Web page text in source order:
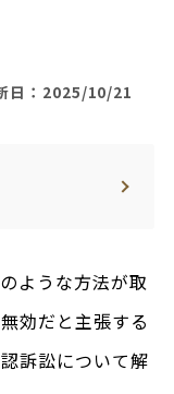
日：2025/10/21
ような方法が取
効だと主張する
訴訟について解